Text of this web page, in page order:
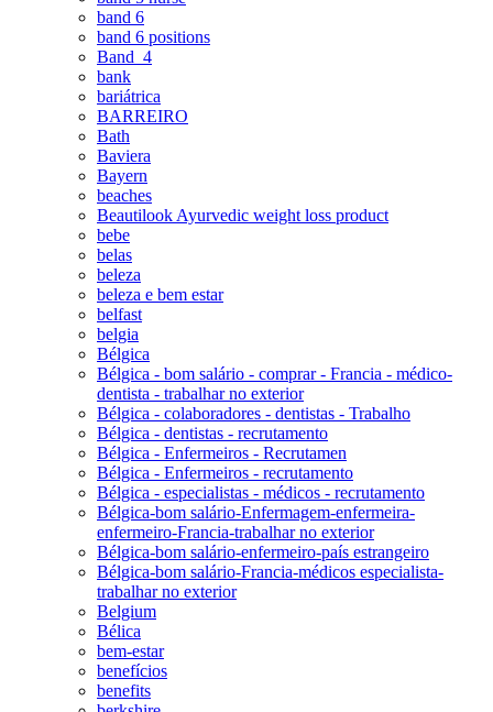
band 6
band 6 positions
Band_4
bank
bariátrica
BARREIRO
Bath
Baviera
Bayern
beaches
Beautilook Ayurvedic weight loss product
bebe
belas
beleza
beleza e bem estar
belfast
belgia
Bélgica
Bélgica - bom salário - comprar - Francia - médico-
dentista - trabalhar no exterior
Bélgica - colaboradores - dentistas - Trabalho
Bélgica - dentistas - recrutamento
Bélgica - Enfermeiros - Recrutamen
Bélgica - Enfermeiros - recrutamento
Bélgica - especialistas - médicos - recrutamento
Bélgica-bom salário-Enfermagem-enfermeira-
enfermeiro-Francia-trabalhar no exterior
Bélgica-bom salário-enfermeiro-país estrangeiro
Bélgica-bom salário-Francia-médicos especialista-
trabalhar no exterior
Belgium
Bélica
bem-estar
benefícios
benefits